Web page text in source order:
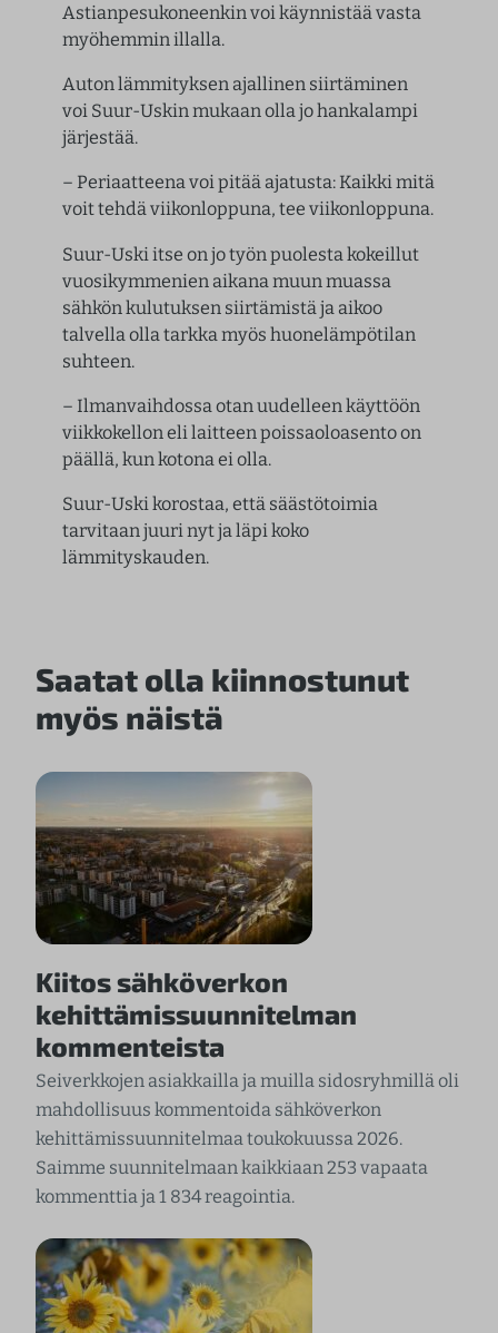
Astianpesukoneenkin voi käynnistää vasta
myöhemmin illalla.
Auton lämmityksen ajallinen siirtäminen
voi Suur-Uskin mukaan olla jo hankalampi
järjestää.
– Periaatteena voi pitää ajatusta: Kaikki mitä
voit tehdä viikonloppuna, tee viikonloppuna.
Suur-Uski itse on jo työn puolesta kokeillut
vuosikymmenien aikana muun muassa
sähkön kulutuksen siirtämistä ja aikoo
talvella olla tarkka myös huonelämpötilan
suhteen.
– Ilmanvaihdossa otan uudelleen käyttöön
viikkokellon eli laitteen poissaoloasento on
päällä, kun kotona ei olla.
Suur-Uski korostaa, että säästötoimia
tarvitaan juuri nyt ja läpi koko
lämmityskauden.
Saatat olla kiinnostunut
myös näistä
Kiitos sähköverkon
kehittämissuunnitelman
kommenteista
Seiverkkojen asiakkailla ja muilla sidosryhmillä oli
mahdollisuus kommentoida sähköverkon
kehittämissuunnitelmaa toukokuussa 2026.
Saimme suunnitelmaan kaikkiaan 253 vapaata
kommenttia ja 1 834 reagointia.